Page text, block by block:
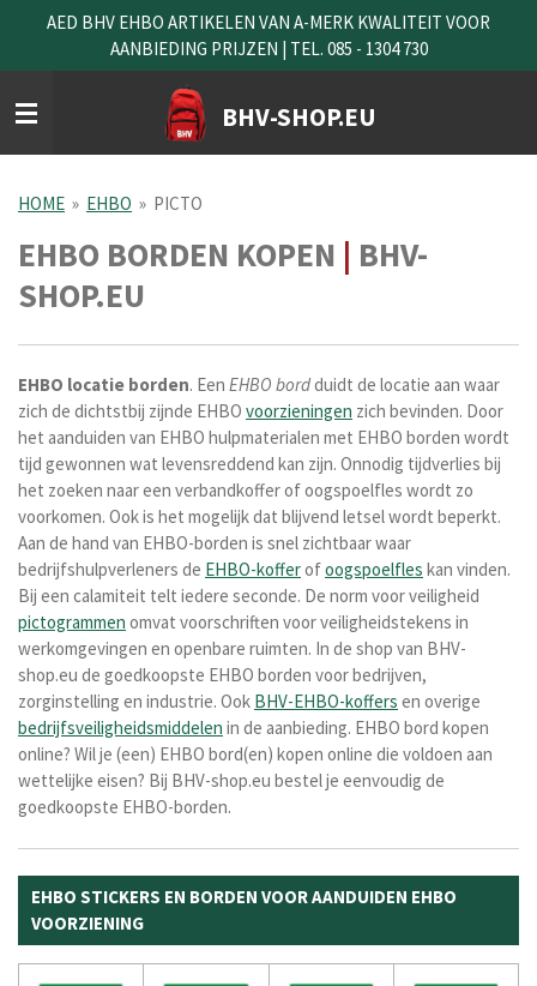
naar
de
hoofdinhoud
BHV-SHOP.EU
AED BHV EHBO ARTIKELEN VAN A-MERK KWALITEIT VOOR
AANBIEDING PRIJZEN | TEL. 085 - 1304 730
HOME » EHBO » PICTO
EHBO BORDEN KOPEN | BHV-
SHOP.EU
EHBO locatie borden. Een EHBO bordduidt de locatie aan waar
zich de dichtstbij zijnde EHBO voorzieningen zich bevinden. Door
het aanduiden van EHBO hulpmaterialen met EHBO borden wordt
tijd gewonnen wat levensreddend kan zijn. Onnodig tijdverlies bij
het zoeken naar een verbandkoffer of oogspoelfles wordt zo
voorkomen. Ook is het mogelijk dat blijvend letsel wordt beperkt.
Aan de hand van EHBO-borden is snel zichtbaar waar
bedrijfshulpverleners de EHBO-kofferofoogspoelfles kan vinden.
Bij een calamiteit telt iedere seconde. De norm voor veiligheid
pictogrammen omvat voorschriften voor veiligheidstekens in
werkomgevingen en openbare ruimten. In de shop van BHV-
shop.eu de goedkoopste EHBO borden voor bedrijven,
zorginstelling en industrie. Ook BHV-EHBO-koffers en overige
bedrijfsveiligheidsmiddelen in de aanbieding. EHBO bord kopen
online? Wil je (een) EHBO bord(en) kopen online die voldoen aan
wettelijke eisen? Bij BHV-shop.eu bestel je eenvoudig de
goedkoopste EHBO-borden.
EHBO STICKERS EN BORDEN VOOR AANDUIDEN EHBO
VOORZIENING